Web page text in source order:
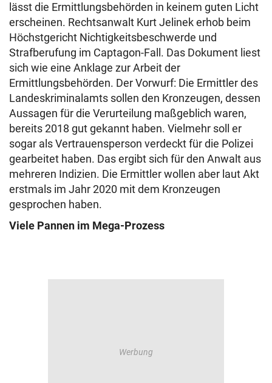
lässt die Ermittlungsbehörden in keinem guten Licht
erscheinen. Rechtsanwalt Kurt Jelinek erhob beim
Höchstgericht Nichtigkeitsbeschwerde und
Strafberufung im Captagon-Fall. Das Dokument liest
sich wie eine Anklage zur Arbeit der
Ermittlungsbehörden. Der Vorwurf: Die Ermittler des
Landeskriminalamts sollen den Kronzeugen, dessen
Aussagen für die Verurteilung maßgeblich waren,
bereits 2018 gut gekannt haben. Vielmehr soll er
sogar als Vertrauensperson verdeckt für die Polizei
gearbeitet haben. Das ergibt sich für den Anwalt aus
mehreren Indizien. Die Ermittler wollen aber laut Akt
erstmals im Jahr 2020 mit dem Kronzeugen
gesprochen haben.
Viele Pannen im Mega-Prozess